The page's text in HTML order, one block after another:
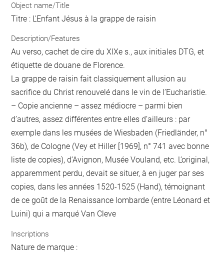
Object name/Title
Titre : L'Enfant Jésus à la grappe de raisin
Description/Features
Au verso, cachet de cire du XIXe s., aux initiales DTG, et
étiquette de douane de Florence.
La grappe de raisin fait classiquement allusion au
sacrifice du Christ renouvelé dans le vin de l’Eucharistie.
– Copie ancienne – assez médiocre – parmi bien
d’autres, assez différentes entre elles d’ailleurs : par
exemple dans les musées de Wiesbaden (Friedländer, n°
36b), de Cologne (Vey et Hiller [1969], n° 741 avec bonne
liste de copies), d’Avignon, Musée Vouland, etc. L’original,
apparemment perdu, devait se situer, à en juger par ses
copies, dans les années 1520-1525 (Hand), témoignant
de ce goût de la Renaissance lombarde (entre Léonard et
Luini) qui a marqué Van Cleve
Inscriptions
Nature de marque :